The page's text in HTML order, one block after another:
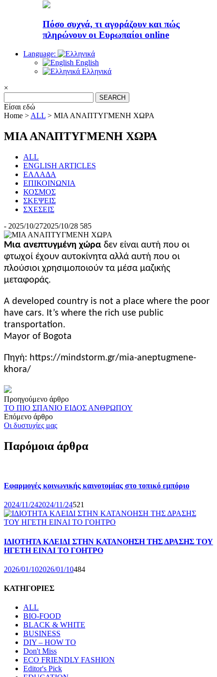
Πόσο συχνά, τι αγοράζουν και πώς
πληρώνουν οι Ευρωπαίοι online
Language:
English
Ελληνικά
×
for:
Είσαι εδώ
Home > ALL > ΜΙΑ ΑΝΑΠΤΥΓΜΕΝΗ ΧΩΡΑ
ΜΙΑ ΑΝΑΠΤΥΓΜΕΝΗ ΧΩΡΑ
ALL
ENGLISH ARTICLES
ΕΛΛΑΔΑ
ΕΠΙΚΟΙΝΩΝΙΑ
ΚΟΣΜΟΣ
ΣΚΕΨΕΙΣ
ΣΧΕΣΕΙΣ
- 2025/10/272025/10/28 585
Μια ανεπτυγμένη χώρα δεν είναι αυτή που οι
φτωχοί έχουν αυτοκίνητα αλλά αυτή που οι
πλούσιοι χρησιμοποιούν τα μέσα μαζικής
μεταφοράς.
A developed country is not a place where the poor
have cars. It’s where the rich use public
transportation.
Mayor of Bogota
Πηγή: https://mindstorm.gr/mia-aneptugmene-
khora/
Post
navigation
Προηγούμενο άρθρο
ΤΟ ΠΙΟ ΣΠΑΝΙΟ ΕΙΔΟΣ ΑΝΘΡΩΠΟΥ
Επόμενο άρθρο
Οι δυστυχίες μας
Παρόμοια άρθρα
Εφαρμογές κοινωνικής καινοτομίας στο τοπικό εμπόριο
2024/11/242024/11/24521
ΙΔΙΟΤΗΤΑ ΚΛΕΙΔΙ ΣΤΗΝ ΚΑΤΑΝΟΗΣΗ ΤΗΣ ΔΡΑΣΗΣ ΤΟΥ
ΗΓΕΤΗ ΕΙΝΑΙ ΤΟ ΓΟΗΤΡΟ
2026/01/102026/01/10484
ΚΑΤΗΓΟΡΙΕΣ
ALL
BIO-FOOD
BLACK & WHITE
BUSINESS
DIY – HOW TO
Don't Miss
ECO FRIENDLY FASHION
Editor's Pick